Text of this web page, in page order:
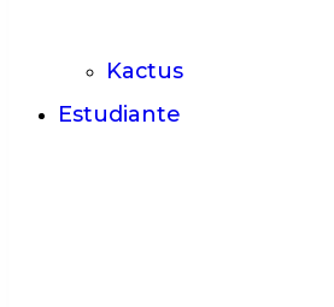
Kactus
Estudiante